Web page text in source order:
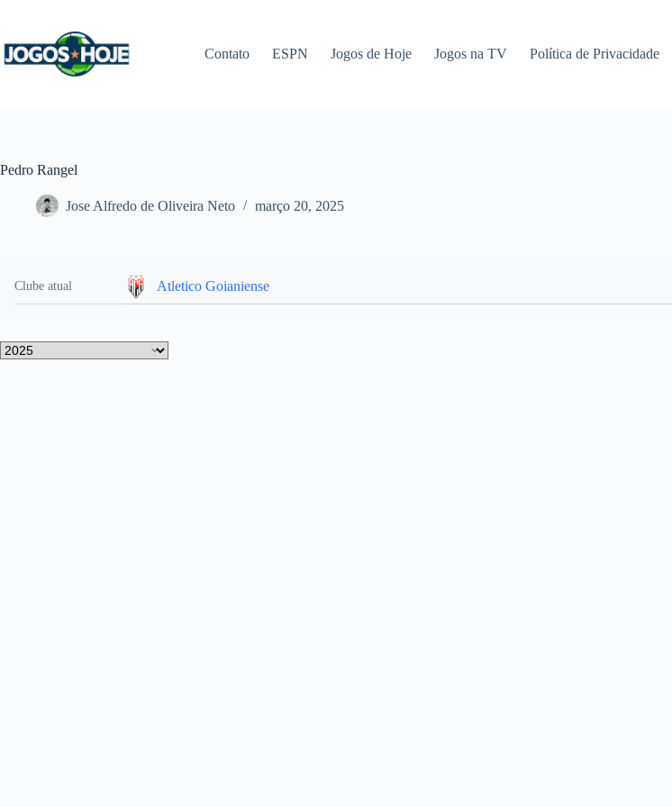
conteúdo
Contato ESPN Jogos de Hoje Jogos na TV Política de Privacidade
Pedro Rangel
Jose Alfredo de Oliveira Neto março 20, 2025
Clube atual Atletico Goianiense